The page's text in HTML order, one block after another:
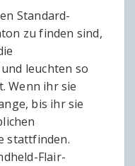
Standard-
zu finden sind,
leuchten so
Wenn ihr sie
bis ihr sie
stattfinden.
Flair-